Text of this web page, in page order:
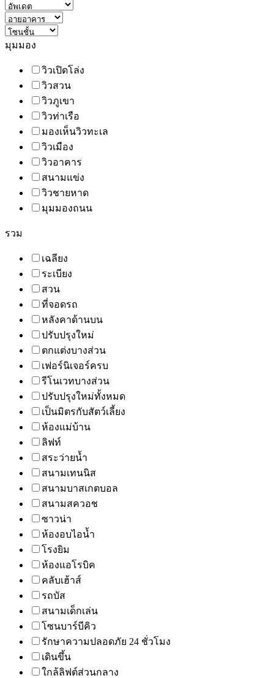
มุมมอง
วิวเปิดโล่ง
วิวสวน
วิวภูเขา
วิวท่าเรือ
มองเห็นวิวทะเล
วิวเมือง
วิวอาคาร
สนามแข่ง
วิวชายหาด
มุมมองถนน
รวม
เฉลียง
ระเบียง
สวน
ที่จอดรถ
หลังคาด้านบน
ปรับปรุงใหม่
ตกแต่งบางส่วน
เฟอร์นิเจอร์ครบ
รีโนเวทบางส่วน
ปรับปรุงใหม่ทั้งหมด
เป็นมิตรกับสัตว์เลี้ยง
ห้องแม่บ้าน
ลิฟท์
สระว่ายน้ำ
สนามเทนนิส
สนามบาสเกตบอล
สนามสควอช
ซาวน่า
ห้องอบไอน้ำ
โรงยิม
ห้องแอโรบิค
คลับเฮ้าส์
รถบัส
สนามเด็กเล่น
โซนบาร์บีคิว
รักษาความปลอดภัย 24 ชั่วโมง
เดินขึ้น
ใกล้ลิฟต์ส่วนกลาง